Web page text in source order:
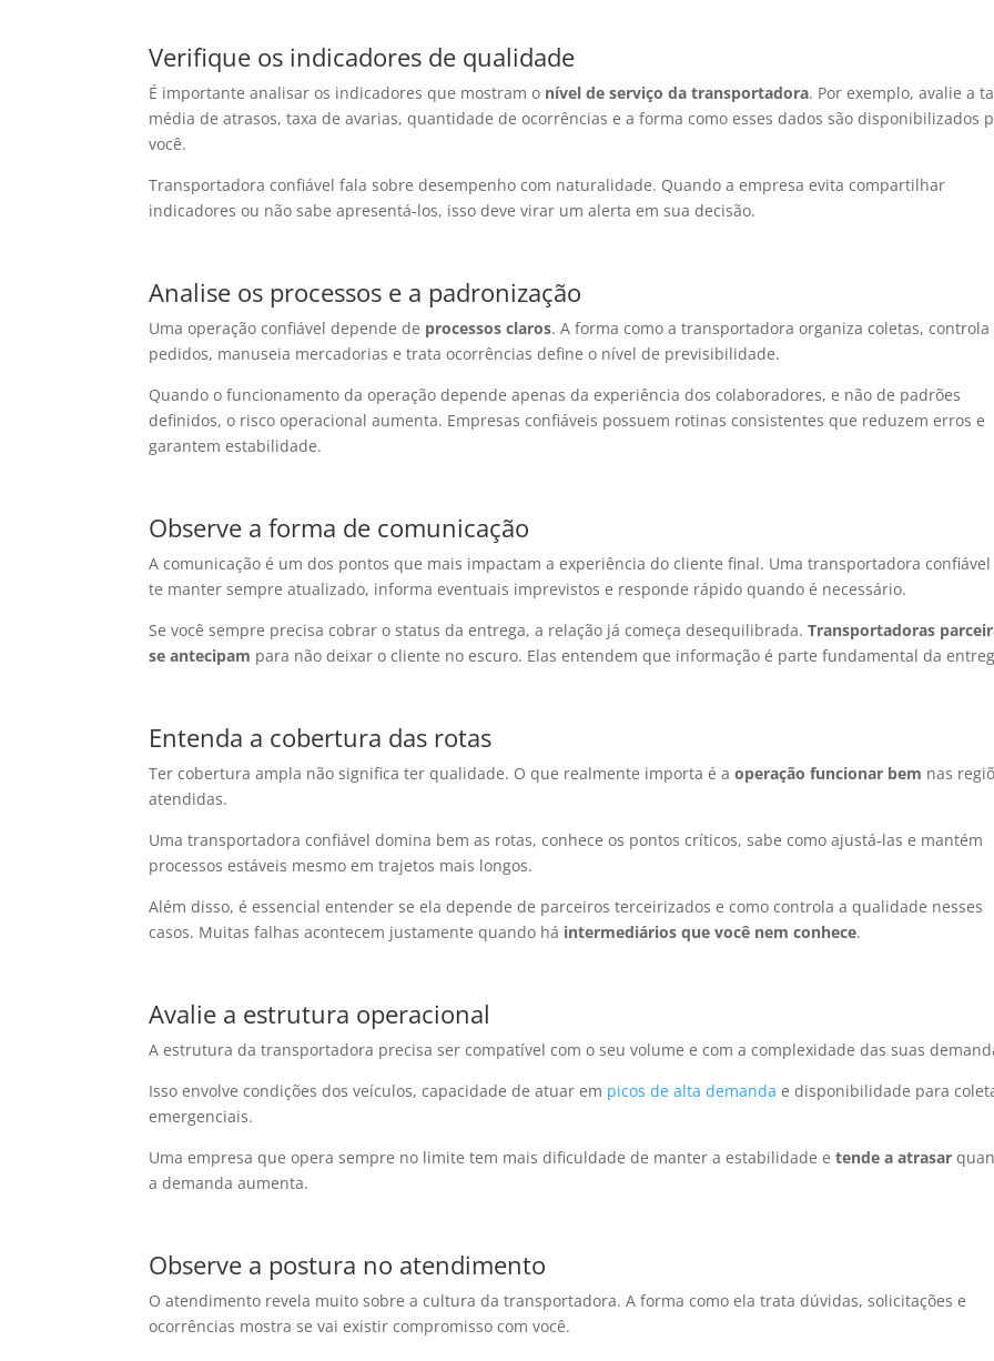
Verifique os indicadores de qualidade
É importante analisar os indicadores que mostram o nível de serviço da transportadora. Por exemplo, avalie a
média de atrasos, taxa de avarias, quantidade de ocorrências e a forma como esses dados são disponibilizados
você.
Transportadora confiável fala sobre desempenho com naturalidade. Quando a empresa evita compartilhar
indicadores ou não sabe apresentá-los, isso deve virar um alerta em sua decisão.
Analise os processos e a padronização
Uma operação confiável depende de processos claros. A forma como a transportadora organiza coletas, controla
pedidos, manuseia mercadorias e trata ocorrências define o nível de previsibilidade.
Quando o funcionamento da operação depende apenas da experiência dos colaboradores, e não de padrões
definidos, o risco operacional aumenta. Empresas confiáveis possuem rotinas consistentes que reduzem erros e
garantem estabilidade.
Observe a forma de comunicação
A comunicação é um dos pontos que mais impactam a experiência do cliente final. Uma transportadora confiável
te manter sempre atualizado, informa eventuais imprevistos e responde rápido quando é necessário.
Se você sempre precisa cobrar o status da entrega, a relação já começa desequilibrada.Transportadoras
se antecipam para não deixar o cliente no escuro. Elas entendem que informação é parte fundamental da
Entenda a cobertura das rotas
Ter cobertura ampla não significa ter qualidade. O que realmente importa é aoperação funcionar bem nas
atendidas.
Uma transportadora confiável domina bem as rotas, conhece os pontos críticos, sabe como ajustá-las e mantém
processos estáveis mesmo em trajetos mais longos.
Além disso, é essencial entender se ela depende de parceiros terceirizados e como controla a qualidade nesses
casos. Muitas falhas acontecem justamente quando há intermediários que você nem conhece.
Avalie a estrutura operacional
A estrutura da transportadora precisa ser compatível com o seu volume e com a complexidade das suas
Isso envolve condições dos veículos, capacidade de atuar em picos de alta demanda e disponibilidade para
emergenciais.
Uma empresa que opera sempre no limite tem mais dificuldade de manter a estabilidade etende a atrasar
a demanda aumenta.
Observe a postura no atendimento
O atendimento revela muito sobre a cultura da transportadora. A forma como ela trata dúvidas, solicitações e
ocorrências mostra se vai existir compromisso com você.